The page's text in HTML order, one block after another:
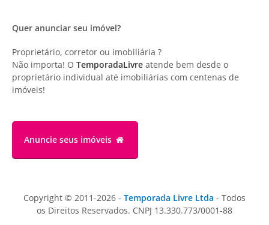
Quer anunciar seu imóvel?
Proprietário, corretor ou imobiliária ?
Não importa! O TemporadaLivre atende bem desde o
proprietário individual até imobiliárias com centenas de
imóveis!
Anuncie seus imóveis
Copyright © 2011-2026 - Temporada Livre Ltda - Todos
os Direitos Reservados. CNPJ 13.330.773/0001-88